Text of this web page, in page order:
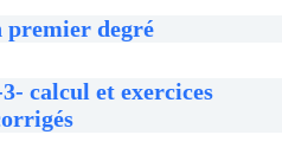
premier degré
calcul et exercices